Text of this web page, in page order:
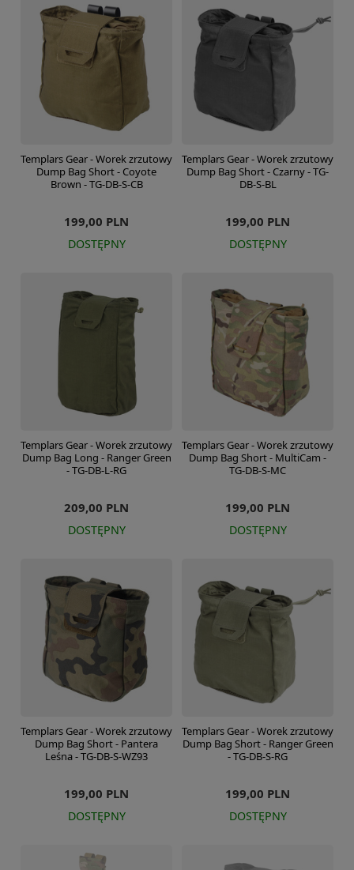
Templars Gear - Worek zrzutowy
Dump Bag Short - Coyote
Brown - TG-DB-S-CB
199,00 PLN
DOSTĘPNY
Templars Gear - Worek zrzutowy
Dump Bag Short - Czarny - TG-
DB-S-BL
199,00 PLN
DOSTĘPNY
Templars Gear - Worek zrzutowy
Dump Bag Long - Ranger Green
- TG-DB-L-RG
209,00 PLN
DOSTĘPNY
Templars Gear - Worek zrzutowy
Dump Bag Short - MultiCam -
TG-DB-S-MC
199,00 PLN
DOSTĘPNY
Templars Gear - Worek zrzutowy
Dump Bag Short - Pantera
Leśna - TG-DB-S-WZ93
199,00 PLN
DOSTĘPNY
Templars Gear - Worek zrzutowy
Dump Bag Short - Ranger Green
- TG-DB-S-RG
199,00 PLN
DOSTĘPNY